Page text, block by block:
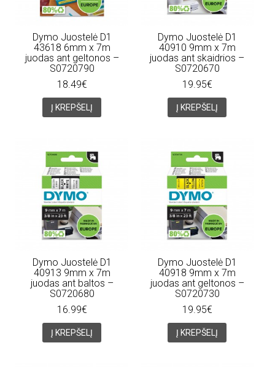
Dymo Juostelė D1
43618 6mm x 7m
juodas ant geltonos –
S0720790
18.49€
Į KREPŠELĮ
Dymo Juostelė D1
40910 9mm x 7m
juodas ant skaidrios –
S0720670
19.95€
Į KREPŠELĮ
Dymo Juostelė D1
40913 9mm x 7m
juodas ant baltos –
S0720680
16.99€
Į KREPŠELĮ
Dymo Juostelė D1
40918 9mm x 7m
juodas ant geltonos –
S0720730
19.95€
Į KREPŠELĮ